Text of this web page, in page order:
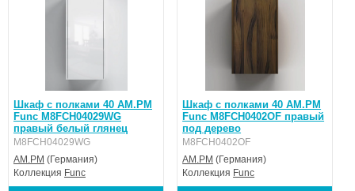
Шкаф с полками 40 AM.PM
Func M8FCH04029WG
правый белый глянец
M8FCH04029WG
AM.PM (Германия)
Коллекция Func
Шкаф с полками 40 AM.PM
Func M8FCH0402OF правый
под дерево
M8FCH0402OF
AM.PM (Германия)
Коллекция Func